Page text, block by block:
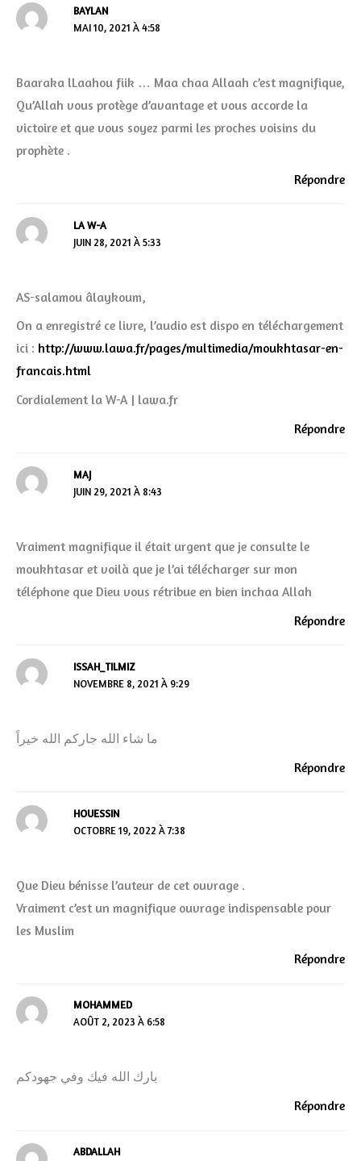
BAYLAN
MAI 10, 2021 À 4:58
Baaraka lLaahou fiik … Maa chaa Allaah c’est magnifique,
Qu’Allah vous protège d’avantage et vous accorde la
victoire et que vous soyez parmi les proches voisins du
prophète .
Répondre
LA W-A
JUIN 28, 2021 À 5:33
AS-salamou âlaykoum,
On a enregistré ce livre, l’audio est dispo en téléchargement
ici : http://www.lawa.fr/pages/multimedia/moukhtasar-en-
francais.html
Cordialement la W-A | lawa.fr
Répondre
MAJ
JUIN 29, 2021 À 8:43
Vraiment magnifique il était urgent que je consulte le
moukhtasar et voilà que je l’ai télécharger sur mon
téléphone que Dieu vous rétribue en bien inchaa Allah
Répondre
ISSAH_TILMIZ
NOVEMBRE 8, 2021 À 9:29
ما شاء الله جاركم الله خيراً
Répondre
HOUESSIN
OCTOBRE 19, 2022 À 7:38
Que Dieu bénisse l’auteur de cet ouvrage .
Vraiment c’est un magnifique ouvrage indispensable pour
les Muslim
Répondre
MOHAMMED
AOÛT 2, 2023 À 6:58
بارك الله فيك وفي جهودكم
Répondre
ABDALLAH